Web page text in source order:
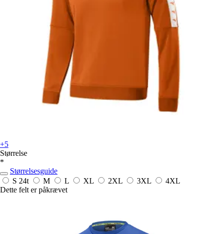
+5
Størrelse
*
Størrelsesguide
S 24t M L XL 2XL 3XL
4XL
Dette felt er påkrævet